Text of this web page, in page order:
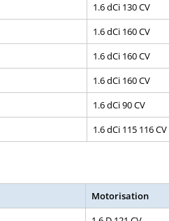
1.6 dCi 130 CV
1.6 dCi 160 CV
1.6 dCi 160 CV
1.6 dCi 160 CV
1.6 dCi 90 CV
1.6 dCi 115 116 CV
Motorisation